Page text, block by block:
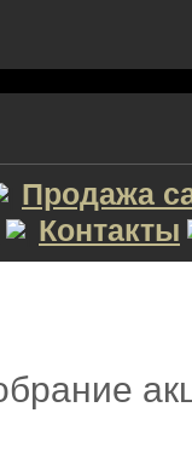
Продажа
Контакты